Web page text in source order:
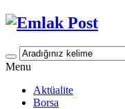
Menu
Aktüalite
Borsa